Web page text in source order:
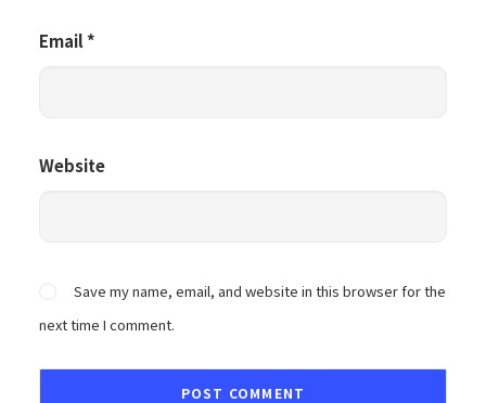
Email*
Website
Save my name, email, and website in this browser for the
next time I comment.